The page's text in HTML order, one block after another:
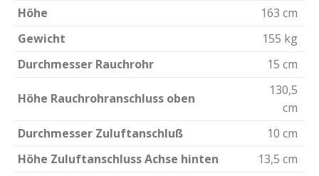
Höhe
163 cm
Gewicht
155 kg
Durchmesser Rauchrohr
15 cm
Höhe Rauchrohranschluss oben
130,5
cm
Durchmesser Zuluftanschluß
10 cm
Höhe Zuluftanschluss Achse hinten
13,5 cm